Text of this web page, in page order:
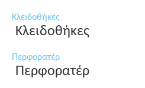
Κλειδοθήκες
Κλειδοθήκες
Περφορατέρ
Περφορατέρ